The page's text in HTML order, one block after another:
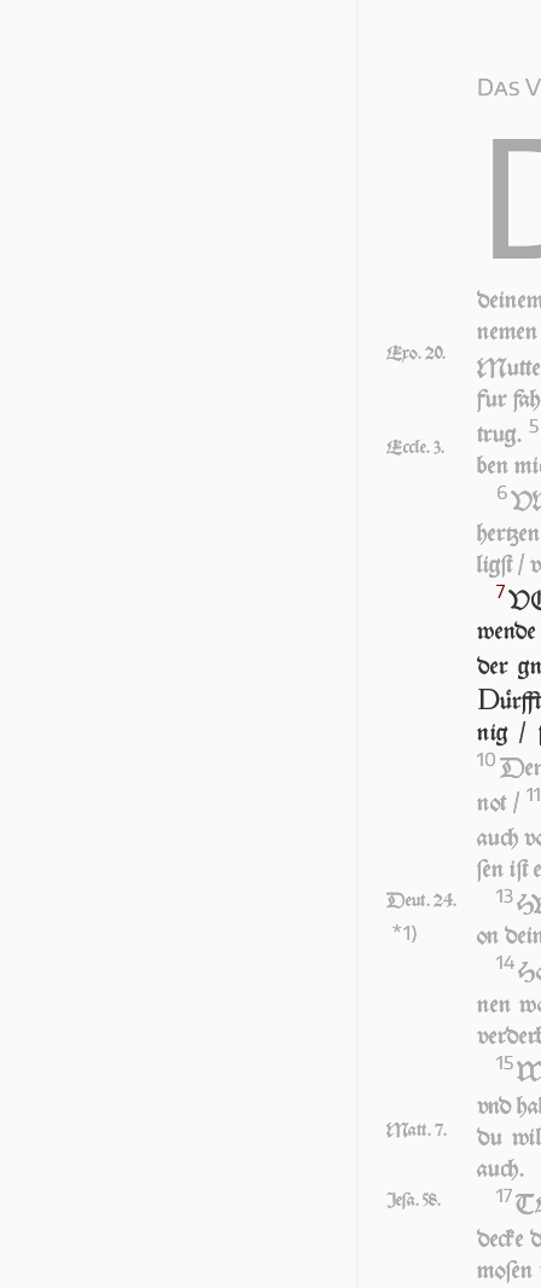
Das
Exo. 20.
Eccle. 3.
fur
trug.5
ben
6
ligſt /
7
der
D
nig /
10
not / 11
auch
ſen
Deut. 24.
*1)
13
on
14
nen
Matt. 7.
15
vnd
du
auch.
Jeſa. 58. 17
de­cke